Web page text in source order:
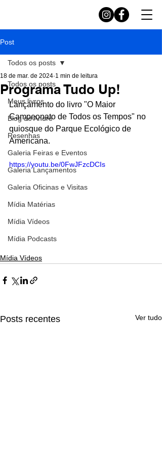
Post
Todos os posts
Meus livros
Blog do André
Resenhas
Galeria Feiras e Eventos
Galeria Lançamentos
Galeria Oficinas e Visitas
Mídia Matérias
Mídia Vídeos
Mídia Podcasts
Todos os posts
Programa Tudo Up!
18 de mar. de 2024 1 min de leitura
Lançamento do livro "O Maior
Campeonato de Todos os Tempos" no
quiosque do Parque Ecológico de
Americana.
https://youtu.be/0FwJFzcDCIs
Mídia Vídeos
Posts recentes Ver tudo